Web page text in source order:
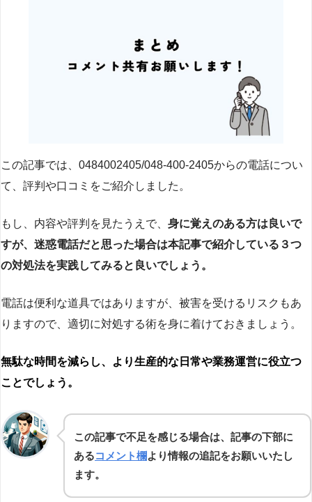
この記事では、0484002405/048-400-2405からの電話につい
て、評判や口コミをご紹介しました。
もし、内容や評判を見たうえで、 身に覚えのある方は良いで
すが、迷惑電話だと思った場合は本記事で紹介している３つ
の対処法を実践してみると良いでしょう。
電話は便利な道具ではありますが、被害を受けるリスクもあ
りますので、適切に対処する術を身に着けておきましょう。
無駄な時間を減らし、より生産的な日常や業務運営に役立つ
ことでしょう。
この記事で不足を感じる場合は、記事の下部に
あるコメント欄より情報の追記をお願いいたし
ます。